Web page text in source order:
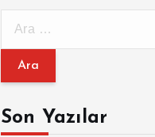
m
:Son Yazılar